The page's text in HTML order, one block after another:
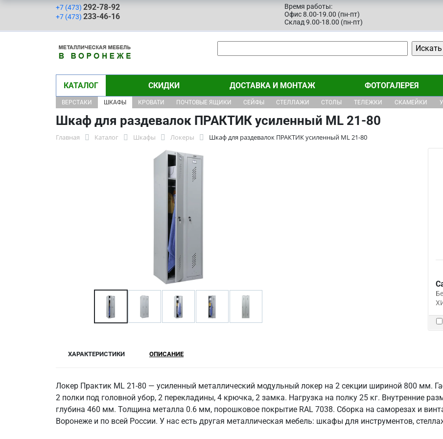
+7 (473) 292-78-92
+7 (473) 233-46-16
Время работы:
Офис 8.00-19.00 (пн-пт)
Склад 9.00-18.00 (пн-пт)
КАТАЛОГ СКИДКИ ДОСТАВКА И МОНТАЖ ФОТОГАЛЕРЕЯ
ВЕРСТАКИ ШКАФЫ КРОВАТИ ПОЧТОВЫЕ ЯЩИКИ СЕЙФЫ СТЕЛЛАЖИ СТОЛЫ ТЕЛЕЖКИ СКАМЕЙКИ
Шкаф для раздевалок ПРАКТИК усиленный ML 21-80
Главная Каталог Шкафы Локеры Шкаф для раздевалок ПРАКТИК усиленный ML 21-80
ХАРАКТЕРИСТИКИ ОПИСАНИЕ
Локер Практик ML 21-80 — усиленный металлический модульный локер на 2 секции шириной 800 мм.
2 полки под головной убор, 2 перекладины, 4 крючка, 2 замка. Нагрузка на полку 25 кг. Внутренние
глубина 460 мм. Толщина металла 0.6 мм, порошковое покрытие RAL 7038. Сборка на саморезах и
Воронеже и по всей России. У нас есть другая металлическая мебель: шкафы для инструментов,